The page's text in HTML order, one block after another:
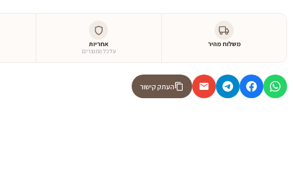
משלוח מהיר אחריות
על כל המוצרים
העתק קישור